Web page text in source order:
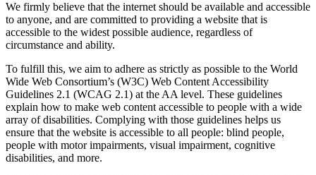
We firmly believe that the internet should be available and accessible
to anyone, and are committed to providing a website that is
accessible to the widest possible audience, regardless of
circumstance and ability.
To fulfill this, we aim to adhere as strictly as possible to the World
Wide Web Consortium’s (W3C) Web Content Accessibility
Guidelines 2.1 (WCAG 2.1) at the AA level. These guidelines
explain how to make web content accessible to people with a wide
array of disabilities. Complying with those guidelines helps us
ensure that the website is accessible to all people: blind people,
people with motor impairments, visual impairment, cognitive
disabilities, and more.